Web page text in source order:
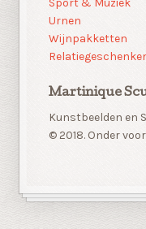
Sport & Muziek
Urnen
Wijnpakketten
Martinique
Kunstbeelden en
© 2018. Onder